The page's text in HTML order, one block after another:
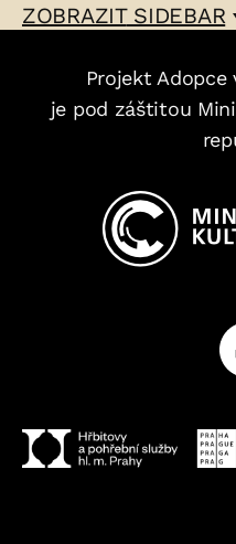
ZOBRAZITSIDEBAR
Projekt Adopce
je pod záštitou